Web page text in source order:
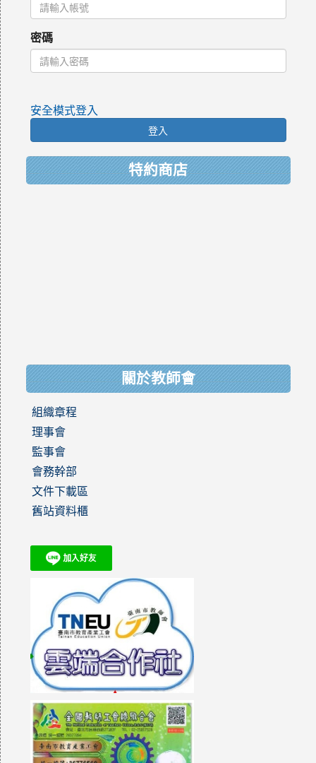
密碼
安全模式登入
登入
特約商店
關於教師會
組織章程
理事會
監事會
會務幹部
文件下載區
舊站資料櫃